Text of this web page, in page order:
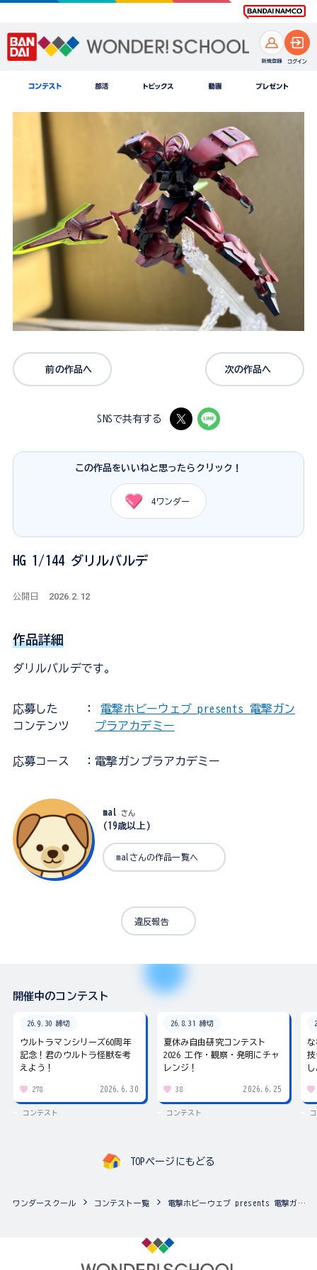
前の作品へ 次の作品へ
SNSで共有する
この作品をいいねと思ったらクリック！
4ワンダー
HG 1/144 ダリルバルデ
公開日 2026.2.12
作品詳細
ダリルバルデです。
応募した
コンテンツ
：電撃ホビーウェブ presents 電撃ガン
プラアカデミー
応募コース ：電撃ガンプラアカデミー
mal さん
(19歳以上)
malさんの作品一覧へ
違反報告
開催中のコンテスト
26.9.30 締切
ウルトラマンシリーズ60周年
記念！君のウルトラ怪獣を考
えよう！
278 2026.6.30
コンテスト
26.8.31 締切
夏休み自由研究コンテスト
2026 工作・観察・発明にチャ
レンジ！
38 2026.6.25
コンテスト
な
技
TOPページにもどる
ワンダースクール コンテスト一覧 電撃ホビーウェブ presents 電撃ガンプラアカデミー